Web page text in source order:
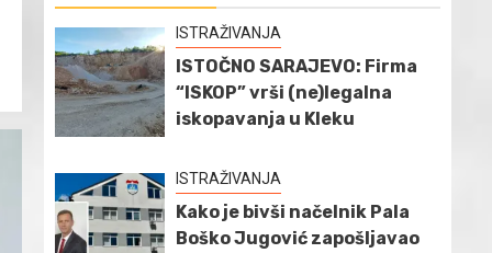
ISTRAŽIVANJA
ISTOČNO SARAJEVO: Firma
“ISKOP” vrši (ne)legalna
iskopavanja u Kleku
ISTRAŽIVANJA
Kako je bivši načelnik Pala
Boško Jugović zapošljavao